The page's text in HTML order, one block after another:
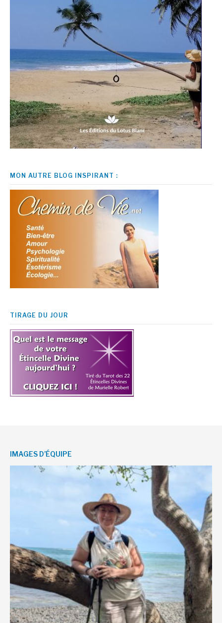
MON AUTRE BLOG INSPIRANT :
TIRAGE DU JOUR
IMAGES D’ÉQUIPE